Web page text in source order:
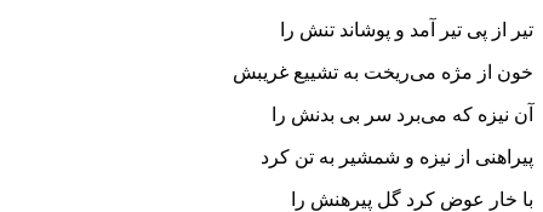
تیر از پی تیر آمد و پوشاند تنش را
خون از مژه می‌ریخت به تشییع غریبش
آن نیزه که می‌برد سر بی بدنش را
پیراهنی از نیزه و شمشیر به تن کرد
با خار عوض کرد گل پیرهنش را